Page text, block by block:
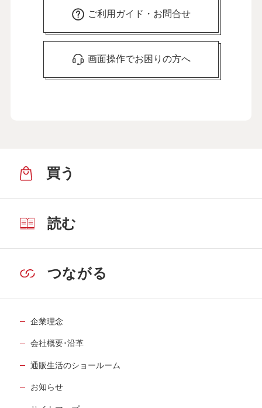
ご利用ガイド・お問合せ
画面操作でお困りの方へ
買う
読む
つながる
企業理念
会社概要･沿革
通販生活のショールーム
お知らせ